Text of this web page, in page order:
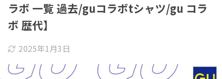
ラボ 一覧 過去/guコラボtシャツ/gu コラ
ボ 歴代】
2025年1月3日